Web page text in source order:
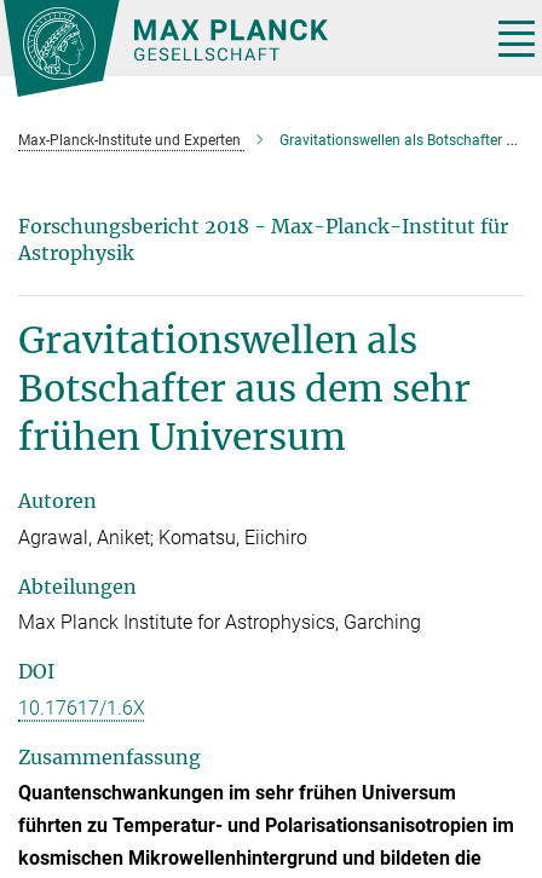
Hauptinhalt
Max-Planck-Institute und Experten Gravitationswellen als Botschafter aus dem sehr frühen Universum
Forschungsbericht 2018 - Max-Planck-Institut für
Astrophysik
Gravitationswellen als
Botschafter aus dem sehr
frühen Universum
Autoren
Agrawal, Aniket; Komatsu, Eiichiro
Abteilungen
Max Planck Institute for Astrophysics, Garching
DOI
10.17617/1.6X
Zusammenfassung
Quantenschwankungen im sehr frühen Universum
führten zu Temperatur- und Polarisationsanisotropien im
kosmischen Mikrowellenhintergrund und bildeten die